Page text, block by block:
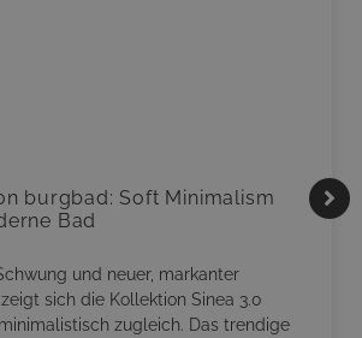
burgbad: Soft Minimalism
Bad
und neuer, markanter
zeigt sich die Kollektion Sinea 3.0
zugleich. Das trendige